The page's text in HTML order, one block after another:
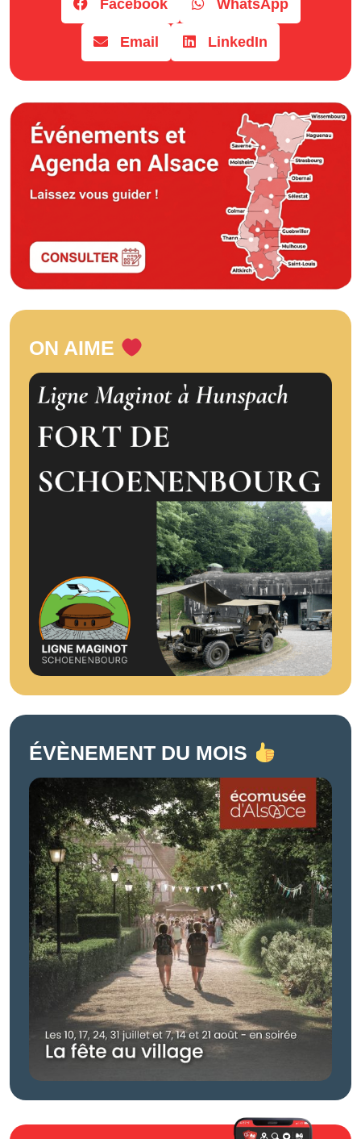
Facebook WhatsApp
Email LinkedIn
ON AIME
ÉVÈNEMENT DU MOIS